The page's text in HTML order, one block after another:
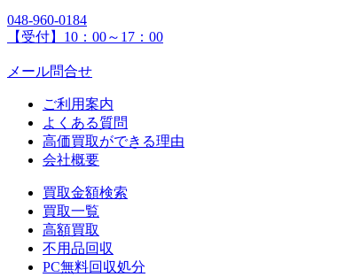
048-960-0184
【受付】10：00～17：00
メール問合せ
ご利用案内
よくある質問
高価買取ができる理由
会社概要
買取金額検索
買取一覧
高額買取
不用品回収
PC無料回収処分